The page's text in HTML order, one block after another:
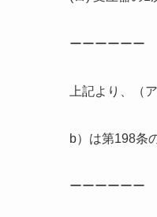
ーーーーーー
上記より、（
b）は第198条
ーーーーーー